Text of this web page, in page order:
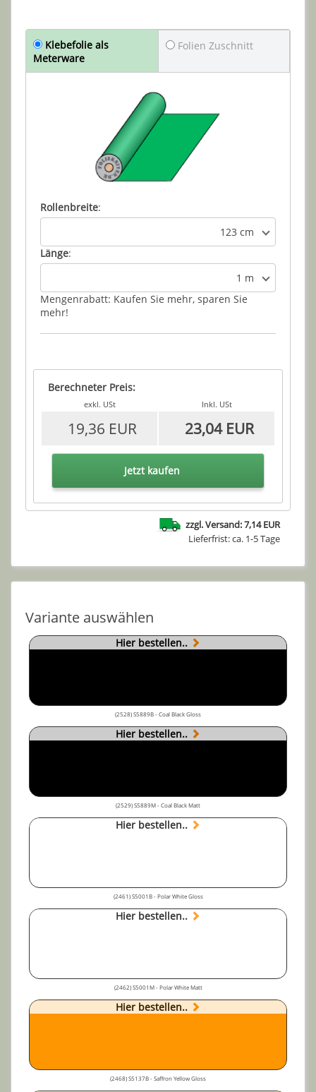
Klebefolie als
Meterware
Folien Zuschnitt
Rollenbreite:
123 cm
Länge:
1 m
Mengenrabatt: Kaufen Sie mehr, sparen Sie
mehr!
Berechneter Preis:
exkl. USt Inkl. USt
19,36 EUR 23,04 EUR
Jetzt kaufen
zzgl. Versand: 7,14 EUR
Lieferfrist: ca. 1-5 Tage
Variante auswählen
Hier bestellen..
(2528) S5889B - Coal Black Gloss
Hier bestellen..
(2529) S5889M - Coal Black Matt
Hier bestellen..
(2461) S5001B - Polar White Gloss
Hier bestellen..
(2462) S5001M - Polar White Matt
Hier bestellen..
(2468) S5137B - Saffron Yellow Gloss